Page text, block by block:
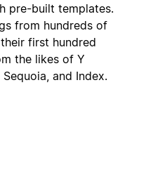
pre-built templates.
from hundreds of
first hundred
the likes of Y
and Index.